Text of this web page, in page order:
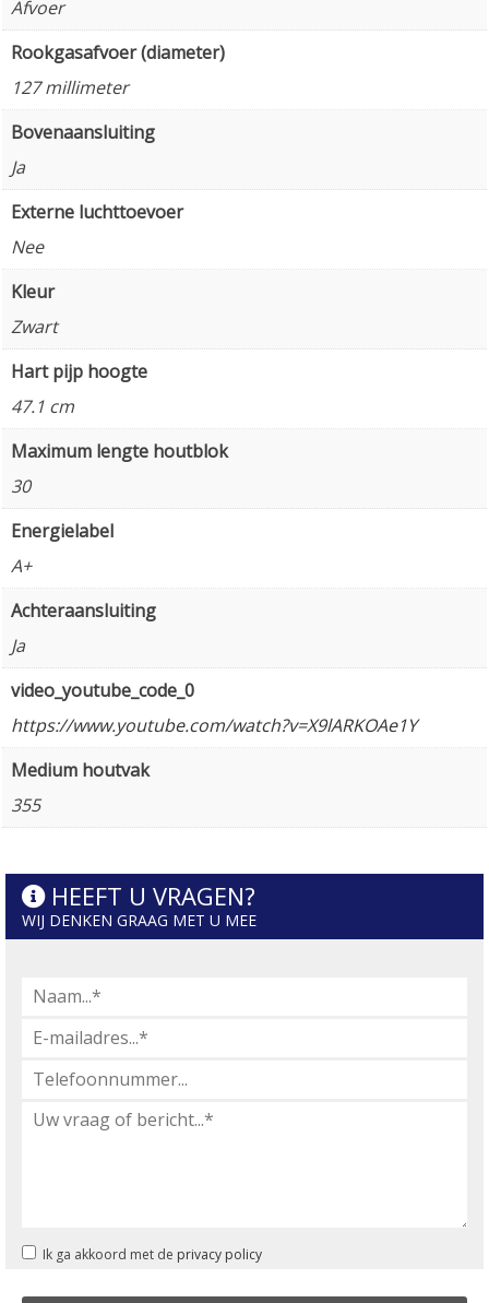
Afvoer
Rookgasafvoer (diameter)
127 millimeter
Bovenaansluiting
Ja
Externe luchttoevoer
Nee
Kleur
Zwart
Hart pijp hoogte
47.1 cm
Maximum lengte houtblok
30
Energielabel
A+
Achteraansluiting
Ja
video_youtube_code_0
https://www.youtube.com/watch?v=X9lARKOAe1Y
Medium houtvak
355
HEEFT U VRAGEN?
WIJ DENKEN GRAAG MET U MEE
Ik ga akkoord met de privacy policy